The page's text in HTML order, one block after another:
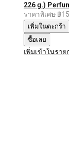
226 g.)
ราคาพิเศษ ฿
เพิ่มในตะกร้า
ซื้อเลย
เพิ่มเข้าในรา